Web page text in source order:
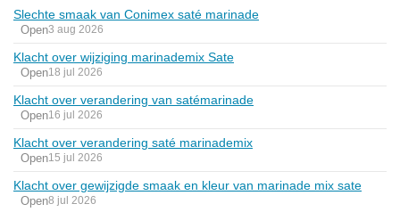
Slechte smaak van Conimex saté marinade
Open3 aug 2026
Klacht over wijziging marinademix Sate
Open18 jul 2026
Klacht over verandering van satémarinade
Open16 jul 2026
Klacht over verandering saté marinademix
Open15 jul 2026
Klacht over gewijzigde smaak en kleur van marinade mix sate
Open8 jul 2026